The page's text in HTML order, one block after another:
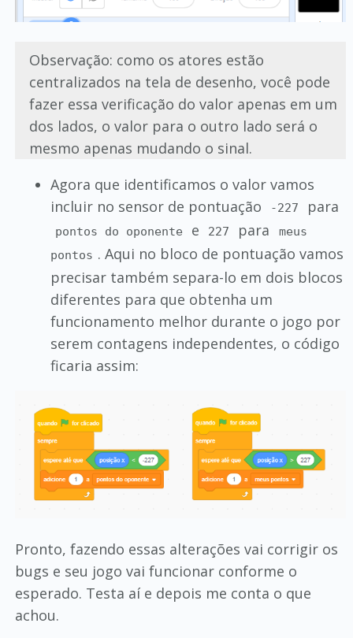
Observação: como os atores estão
centralizados na tela de desenho, você pode
fazer essa verificação do valor apenas em um
dos lados, o valor para o outro lado será o
mesmo apenas mudando o sinal.
Agora que identificamos o valor vamos
incluir no sensor de pontuação
-227 para
pontos do oponente e 227 para
meus
pontos . Aqui no bloco de pontuação vamos
precisar também separa-lo em dois blocos
diferentes para que obtenha um
funcionamento melhor durante o jogo por
serem contagens independentes, o código
ficaria assim:
Pronto, fazendo essas alterações vai corrigir os
bugs e seu jogo vai funcionar conforme o
esperado. Testa aí e depois me conta o que
achou.